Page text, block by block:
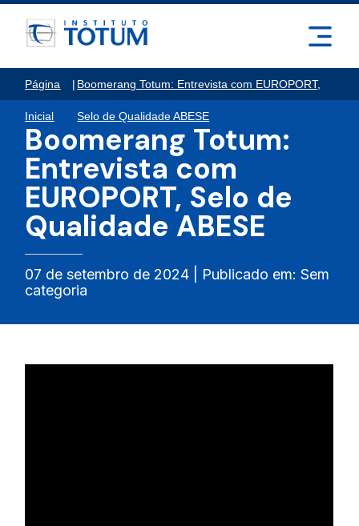
Página
Inicial
| Boomerang Totum: Entrevista com EUROPORT,
Selo de Qualidade ABESE
Boomerang Totum:
Entrevista com
EUROPORT, Selo de
Qualidade ABESE
07 de setembro de 2024 | Publicado em: Sem
categoria